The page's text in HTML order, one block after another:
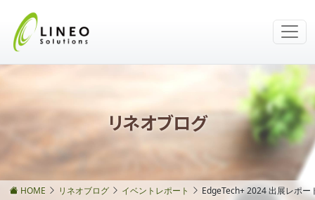
リネオブログ
HOME リネオブログ イベントレポート EdgeTech+ 2024 出展レポー